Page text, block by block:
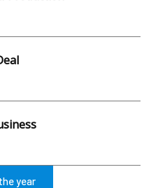
year